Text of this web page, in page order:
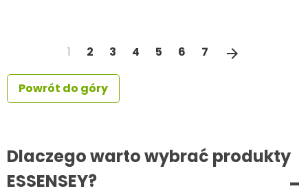
1 2 3 4 5 6 7 arrow_forward
Powrót do góry
Dlaczego warto wybrać produkty
ESSENSEY?